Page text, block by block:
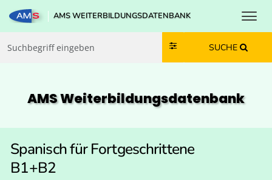
Zum Inhalt springen
Zum Navmenü springen
Zur Suche springen
Zur Footer springen
AMS WEITERBILDUNGSDATENBANK
SUCHE
AMS Weiterbildungs­datenbank
Spanisch für Fortgeschrittene
B1+B2